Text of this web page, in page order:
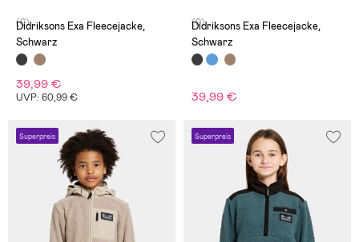
(0)
Didriksons Exa Fleecejacke,
Schwarz
39,99 €
UVP: 60,99 €
(0)
Didriksons Exa Fleecejacke,
Schwarz
39,99 €
Superpreis Superpreis